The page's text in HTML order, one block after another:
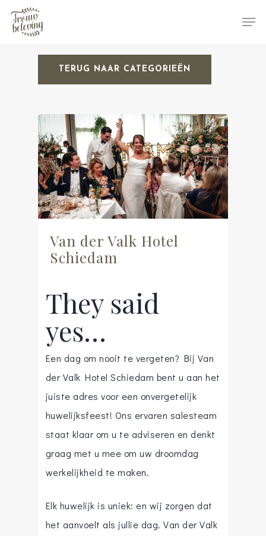
Hit enter to search or ESC to close
TERUG NAAR CATEGORIEËN
Van der Valk Hotel
Schiedam
They said
yes…
Een dag om nooit te vergeten? Bij Van
der Valk Hotel Schiedam bent u aan het
juiste adres voor een onvergetelijk
huwelijksfeest! Ons ervaren salesteam
staat klaar om u te adviseren en denkt
graag met u mee om uw droomdag
werkelijkheid te maken.
Elk huwelijk is uniek: en wij zorgen dat
het aanvoelt als jullie dag. Van der Valk